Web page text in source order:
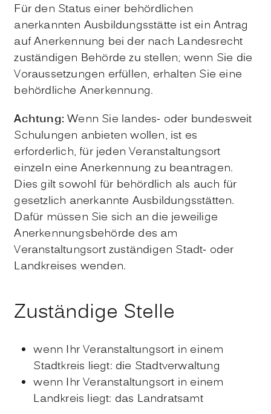
Für den Status einer behördlichen
anerkannten Ausbildungsstätte ist ein Antrag
auf Anerkennung bei der nach Landesrecht
zuständigen Behörde zu stellen; wenn Sie die
Voraussetzungen erfüllen, erhalten Sie eine
behördliche Anerkennung.
Achtung:Wenn Sie landes- oder bundesweit
Schulungen anbieten wollen, ist es
erforderlich, für jeden Veranstaltungsort
einzeln eine Anerkennung zu beantragen.
Dies gilt sowohl für behördlich als auch für
gesetzlich anerkannte Ausbildungsstätten.
Dafür müssen Sie sich an die jeweilige
Anerkennungsbehörde des am
Veranstaltungsort zuständigen Stadt- oder
Landkreises wenden.
Zuständige Stelle
wenn Ihr Veranstaltungsort in einem
Stadtkreis liegt: die Stadtverwaltung
wenn Ihr Veranstaltungsort in einem
Landkreis liegt: das Landratsamt